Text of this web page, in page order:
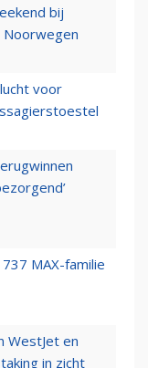
bij
Noorwegen
voor
MAX-familie
WestJet en
in zicht